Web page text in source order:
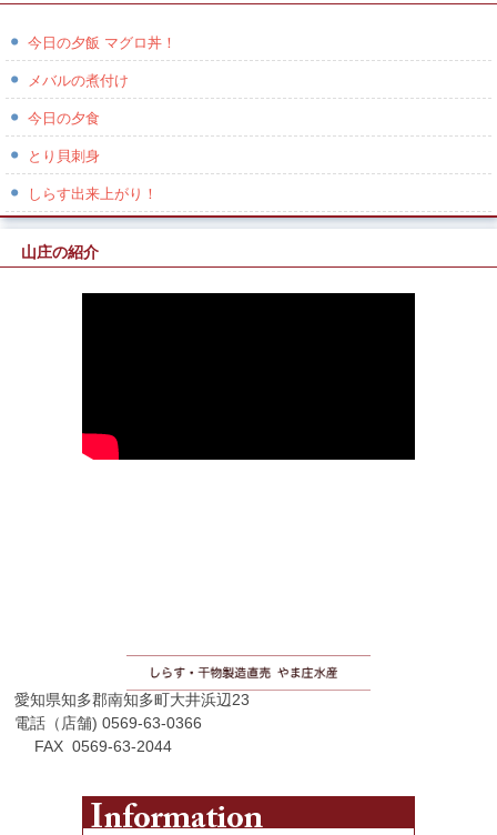
今日の夕飯 マグロ丼！
メバルの煮付け
今日の夕食
とり貝刺身
しらす出来上がり！
山庄の紹介
愛知県知多郡南知多町大井浜辺23
電話（店舗) 0569-63-0366
FAX 0569-63-2044